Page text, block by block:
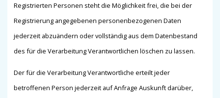
Registrierten Personen steht die Möglichkeit frei, die bei der
Registrierung angegebenen personenbezogenen Daten
jederzeit abzuändern oder vollständig aus dem Datenbestand
des für die Verarbeitung Verantwortlichen löschen zu lassen.
Der für die Verarbeitung Verantwortliche erteilt jeder
betroffenen Person jederzeit auf Anfrage Auskunft darüber,